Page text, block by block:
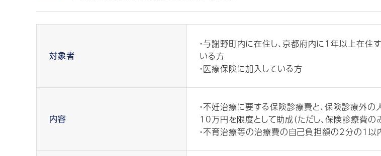
対象者
・与謝野町内に在住し、京都府内に1年以上在
いる方
・医療保険に加入している方
内容
・不妊治療に要する保険診療費と、保険診療
10万円を限度として助成（ただし、保険診療費
・不育治療等の治療費の自己負担額の2分の1